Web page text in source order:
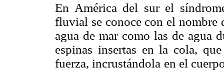
En América del sur el
fluvial se conoce con el nombre
agua de mar como las de agua
espinas insertas en la cola,
fuerza, incrustándola en el